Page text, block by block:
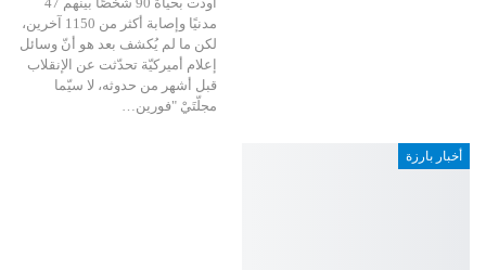
مدنيًا وإصابة أكثر من 1150 آخرين،
لكن ما لم يُكشف بعد هو أنّ وسائل
إعلام أميركيّة تحدّثت عن الإنقلاب
قبل أشهر من حدوثه، لا سيّما
مجلّتَيْ "فورين…
أخبار بارزة